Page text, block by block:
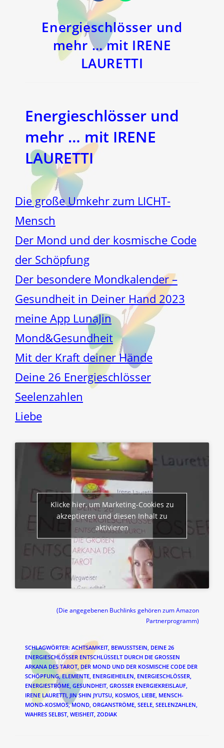
einem
neuen
Fenster
Energieschlösser und
mehr … mit IRENE
LAURETTI
Energieschlösser und
mehr … mit IRENE
LAURETTI
Die große Umkehr zum LICHT-
Mensch
Der Mond und der kosmische Code
der Schöpfung
Der besondere Mondkalender –
Gesundheit in Deiner Hand 2023
meine App LunaJin
Mond&Gesundheit
Mit der Kraft deiner Hände
Deine 26 Energieschlösser
Seelenzahlen
Liebe
Klicke hier, um Marketing-Cookies zu
akzeptieren und diesen Inhalt zu
aktivieren
(Die angegebenen Buchlinks gehören zum Amazon
Partnerprogramm)
SCHLAGWÖRTER: ACHTSAMKEIT, BEWUSSTSEIN, DEINE 26
ENERGIESCHLÖSSER ENTSCHLÜSSELT DURCH DIE GROSSEN A
RKANA DES TAROT , DER MOND UND DER KOSMISCHE CODE DER
SCHÖPFUNG, ELEMENTE, ENERGIEHEILEN, ENERGIESCHLÖSSER,
ENERGIESTRÖME, GESUNDHEIT, GROSSER ENERGIEKREISLAUF ,
IRENE LAURETTI, JIN SHIN JYUTSU, KOSMOS, LIEBE, MENSCH-
MOND-KOSMOS, MOND, ORGANSTRÖME, SEELE, SEELENZAHLEN,
WAHRES SELBST, WEISHEIT, ZODIAK